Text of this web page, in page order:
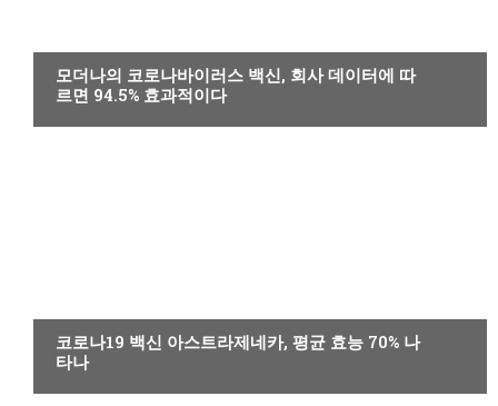
모더나의 코로나바이러스 백신, 회사 데이터에 따
르면 94.5% 효과적이다
코로나19 백신 아스트라제네카, 평균 효능 70% 나
타나